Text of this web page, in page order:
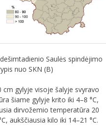
Saulės spindėjimo
nuo SKN (B)
gylyje visoje šalyje svyravo
šiame gylyje krito iki 4–8 °C,
dirvožemio temperatūra 20
aukščiausia kilo iki 14–21 °C.